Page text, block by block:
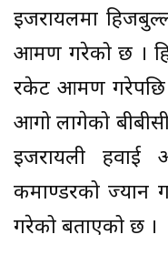
इजरायलमा
आक्रमण गरेको छ ।
रकेट आक्रमण
आगो लागेको
इजरायली हवाई
कमाण्डरको ज्यान
गरेको बताएको छ ।